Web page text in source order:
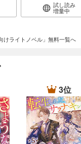
試し読み
増量中
けライトノベル」無料一覧へ
3位